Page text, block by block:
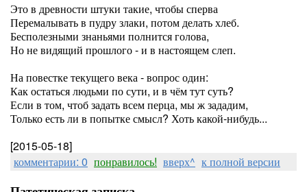
Это в древности штуки такие, чтобы сперва
Перемалывать в пудру злаки, потом делать хлеб.
Бесполезными знаньями полнится голова,
Но не видящий прошлого - и в настоящем слеп.
На повестке текущего века - вопрос один:
Как остаться людьми по сути, и в чём тут суть?
Если в том, чтоб задать всем перца, мы ж зададим,
Только есть ли в попытке смысл? Хоть какой-нибудь...
[2015-05-18]
комментарии: 0 понравилось! вверх^ к полной версии